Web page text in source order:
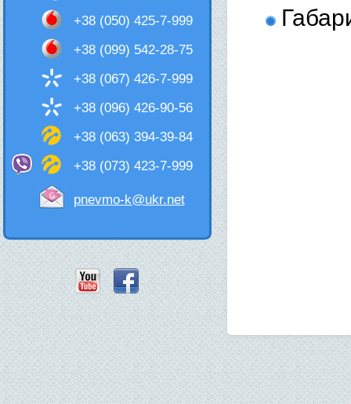
+38 (050) 425-7-999
+38 (099) 542-28-75
+38 (067) 426-7-999
+38 (096) 426-90-56
+38 (063) 394-39-84
+38 (073) 423-7-999
pnevmo-k@ukr.net